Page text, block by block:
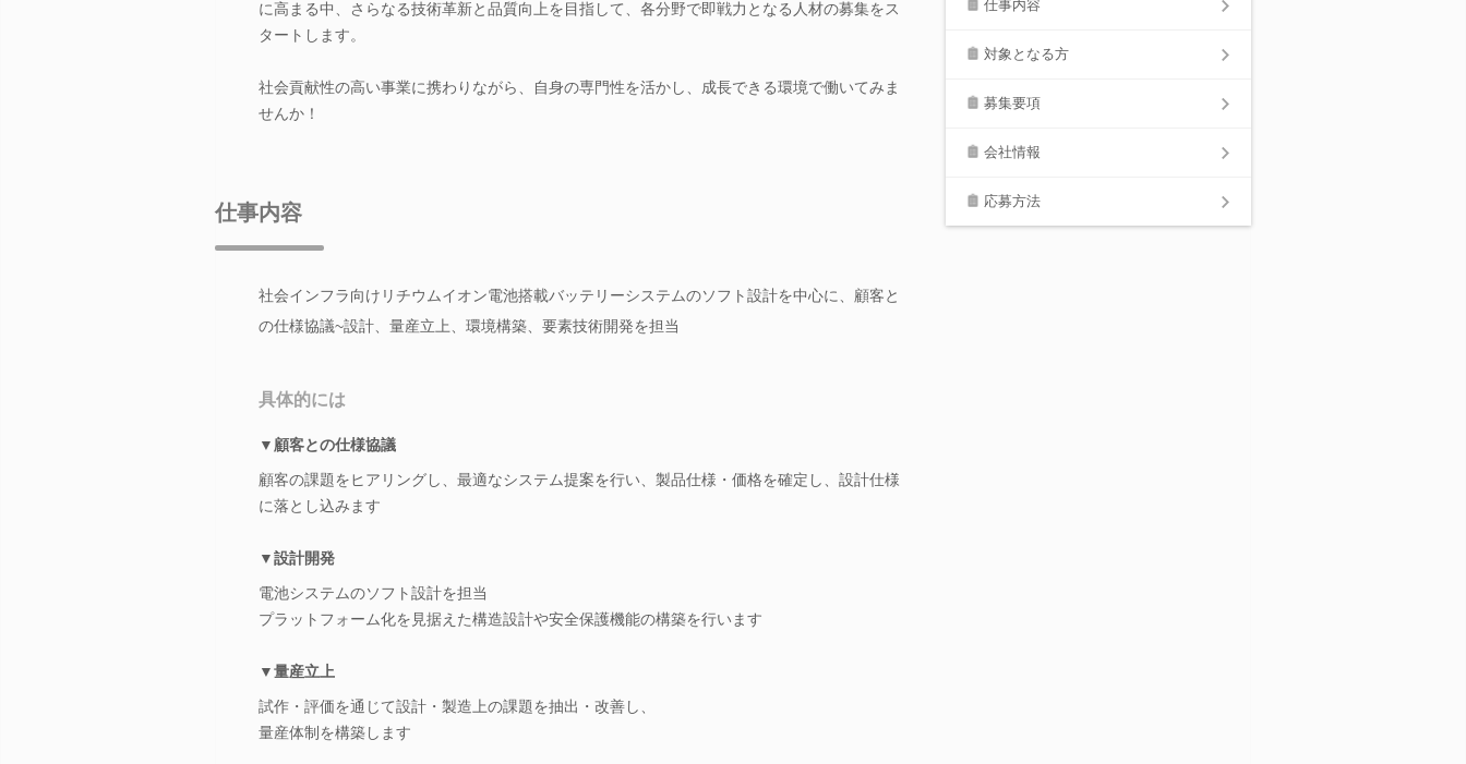
に高まる中、さらなる技術革新と品質向上を目指して、各分野で即戦力となる人材の募集をス
タートします。
社会貢献性の高い事業に携わりながら、自身の専門性を活かし、成長できる環境で働いてみま
せんか！
仕事内容
社会インフラ向けリチウムイオン電池搭載バッテリーシステムのソフト設計を中心に、顧客と
の仕様協議~設計、量産立上、環境構築、要素技術開発を担当
具体的には
▼顧客との仕様協議
顧客の課題をヒアリングし、最適なシステム提案を行い、製品仕様・価格を確定し、設計仕様
に落とし込みます
▼設計開発
電池システムのソフト設計を担当
プラットフォーム化を見据えた構造設計や安全保護機能の構築を行います
▼量産立上
試作・評価を通じて設計・製造上の課題を抽出・改善し、
量産体制を構築します
仕事内容
対象となる方
募集要項
会社情報
応募方法